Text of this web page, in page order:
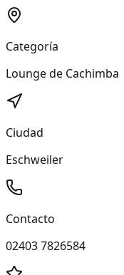
Categoría
Lounge de Cachimba
Ciudad
Eschweiler
Contacto
02403 7826584